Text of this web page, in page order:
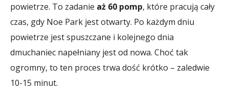
powietrze. To zadanie aż 60 pomp, które pracują cały
czas, gdy Noe Park jest otwarty. Po każdym dniu
powietrze jest spuszczane i kolejnego dnia
dmuchaniec napełniany jest od nowa. Choć tak
ogromny, to ten proces trwa dość krótko – zaledwie
10-15 minut.